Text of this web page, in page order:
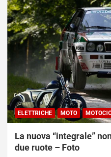
ELETTRICHE MOTO
La nuova “integrale”
due ruote – Foto